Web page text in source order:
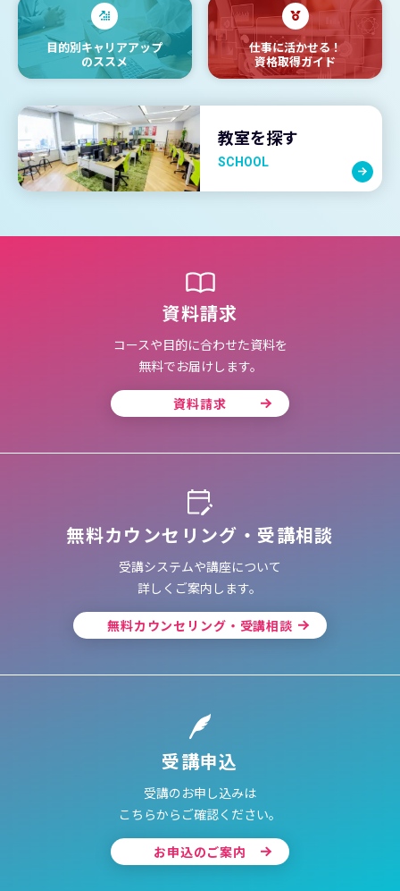
目的別キャリアアップ
のススメ
仕事に活かせる！
資格取得ガイド
教室を探す
SCHOOL
資料請求
コースや目的に合わせた資料を
無料でお届けします。
資料請求
無料カウンセリング・受講相談
受講システムや講座について
詳しくご案内します。
無料カウンセリング・受講相談
受講申込
受講のお申し込みは
こちらからご確認ください。
お申込のご案内